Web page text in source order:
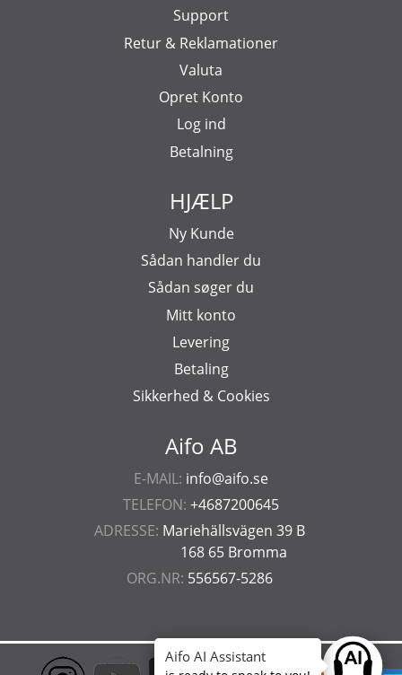
Aifo AB
E-MAIL: info@aifo.se
TELEFON: +4687200645
ADRESSE: Mariehällsvägen 39 B
168 65 Bromma
ORG.NR: 556567-5286
Support
Retur & Reklamationer
Valuta
Opret Konto
Log ind
Betalning
HJÆLP
Ny Kunde
Sådan handler du
Sådan søger du
Mitt konto
Levering
Betaling
Sikkerhed & Cookies
Ask
Aifo AI Assistant